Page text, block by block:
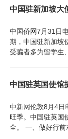
中国驻新加坡大
中国侨网7月31日
期，中国驻新加坡
受骗者多为留学生
中国驻英国使馆
中新网伦敦8月4日
旺季。中国驻英国
全。 一、做好行